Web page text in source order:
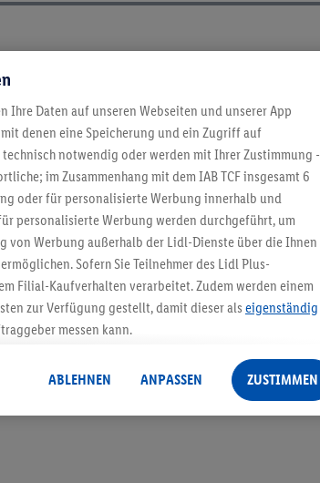
€ Versand sparen³²ᵃ
Jetzt zum Newsletter anmelden
Gutschein sichern!
Ihre Daten auf unseren Webseiten und unserer App
denen eine Speicherung und ein Zugriff auf
notwendig oder werden mit Ihrer Zustimmung -
im Zusammenhang mit dem IAB TCF insgesamt 6
oder für personalisierte Werbung innerhalb und
personalisierte Werbung werden durchgeführt, um
von Werbung außerhalb der Lidl-Dienste über die Ihnen
Sofern Sie Teilnehmer des Lidl Plus-
Filial-Kaufverhalten verarbeitet. Zudem werden einem
zur Verfügung gestellt, damit dieser als eigenständig
messen kann.
Daten (z.B. über Ihre Nutzung der Lidl-Dienste, Ihr
- z.B. Alter oder Geschlecht - sowie Ihre
Lidl-Dienste hinweg einschließlich dem Speichern von
ABLEHNEN ANPASSEN ZUSTIMMEN